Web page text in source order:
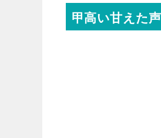
甲高い甘えた